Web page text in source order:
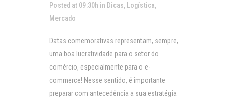
Posted at 09:30h in Dicas, Logística,
Mercado
Datas comemorativas representam, sempre,
uma boa lucratividade para o setor do
comércio, especialmente para o e-
commerce! Nesse sentido, é importante
preparar com antecedência a sua estratégia